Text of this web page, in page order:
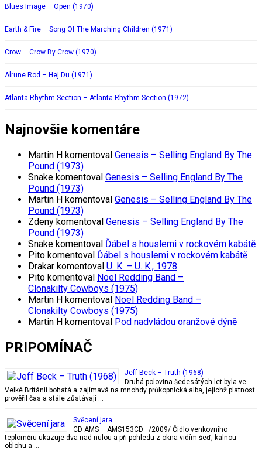
Blues Image – Open (1970)
Earth & Fire – Song Of The Marching Children (1971)
Crow – Crow By Crow (1970)
Alrune Rod – Hej Du (1971)
Atlanta Rhythm Section – Atlanta Rhythm Section (1972)
Najnovšie komentáre
Martin H komentoval Genesis – Selling England By The
Pound (1973)
Snake komentoval Genesis – Selling England By The
Pound (1973)
Martin H komentoval Genesis – Selling England By The
Pound (1973)
Zdeny komentoval Genesis – Selling England By The
Pound (1973)
Snake komentoval Ďábel s houslemi v rockovém kabátě
Pito komentoval Ďábel s houslemi v rockovém kabátě
Drakar komentoval U. K. – U. K., 1978
Pito komentoval Noel Redding Band –
Clonakilty Cowboys (1975)
Martin H komentoval Noel Redding Band –
Clonakilty Cowboys (1975)
Martin H komentoval Pod nadvládou oranžové dýně
PRIPOMÍNAČ
Jeff Beck – Truth (1968)
Druhá polovina šedesátých let byla ve
Velké Británii bohatá a zajímavá na mnohdy průkopnická alba, jejichž platnost
prověřil čas a stále zůstávají …
Svěcení jara
CD AMS – AMS153CD /2009/ Čidlo venkovního
teploměru ukazuje dva nad nulou a při pohledu z okna vidím šeď, kalnou
oblohu a …